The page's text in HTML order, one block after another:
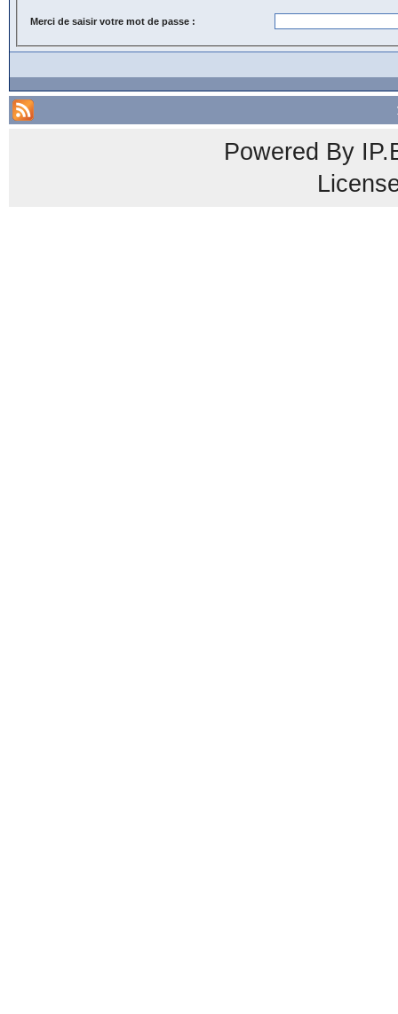
Merci de saisir votre mot de passe :
Powered By